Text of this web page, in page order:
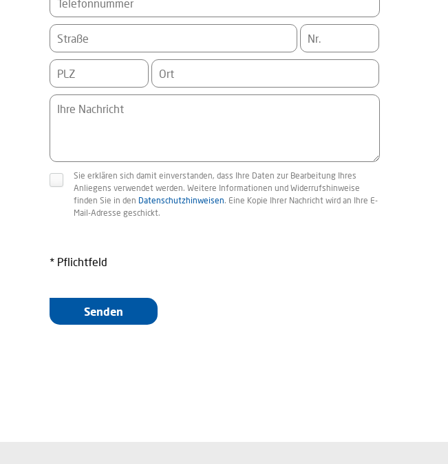
Sie erklären sich damit einverstanden, dass Ihre Daten zur Bearbeitung Ihres
Anliegens verwendet werden. Weitere Informationen und Widerrufshinweise
finden Sie in den Datenschutzhinweisen. Eine Kopie Ihrer Nachricht wird an Ihre E-
Mail-Adresse geschickt.
* Pflichtfeld
Senden